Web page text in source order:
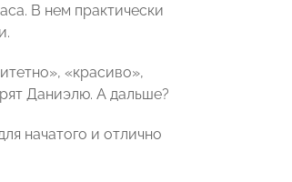
В нем практически
«красиво»,
Даниэлю. А дальше?
начатого и отлично